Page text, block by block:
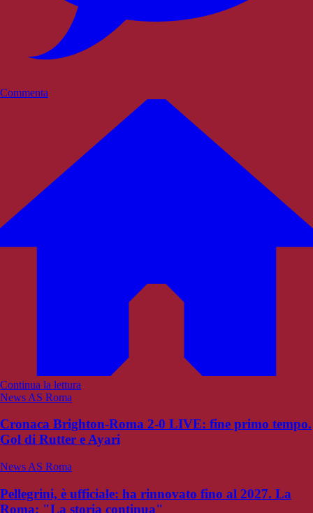
Commenta
Continua la lettura
News AS Roma
Cronaca Brighton-Roma 2-0 LIVE: fine primo tempo.
Gol di Rutter e Ayari
News AS Roma
Pellegrini, è ufficiale: ha rinnovato fino al 2027. La
Roma: "La storia continua"